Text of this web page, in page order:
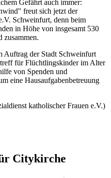
Gefährt auch immer:
freut sich jetzt der
Schweinfurt, denn beim
in Höhe von insgesamt 530
zusammen.
Auftrag der Stadt Schweinfurt
für Flüchtlingskinder im Alter
von Spenden und
eine Hausaufgabenbetreuung
katholischer Frauen e.V.)
Citykirche